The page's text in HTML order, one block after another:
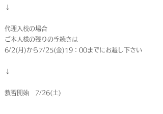
↓
代理入校の場合
ご本人様の残りの手続きは
6/2(月)から7/25(金)19：00までにお越し下さい
↓
教習開始 7/26(土)